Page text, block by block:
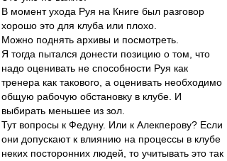
В момент ухода Руя на Книге был разговор
хорошо это для клуба или плохо.
Можно поднять архивы и посмотреть.
Я тогда пытался донести позицию о том, что
надо оценивать не способности Руя как
тренера как такового, а оценивать необходимо
общую рабочую обстановку в клубе. И
выбирать меньшее из зол.
Тут вопросы к Федуну. Или к Алекперову? Если
они допускают к влиянию на процессы в клубе
неких посторонних людей, то учитывать это так